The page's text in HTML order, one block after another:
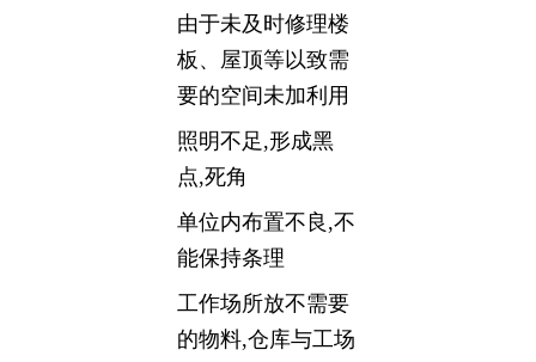
由于未及时修理楼
板、屋顶等以致需
要的空间未加利用
照明不足,形成黑
点,死角
单位内布置不良,不
能保持条理
工作场所放不需要
的物料,仓库与工场